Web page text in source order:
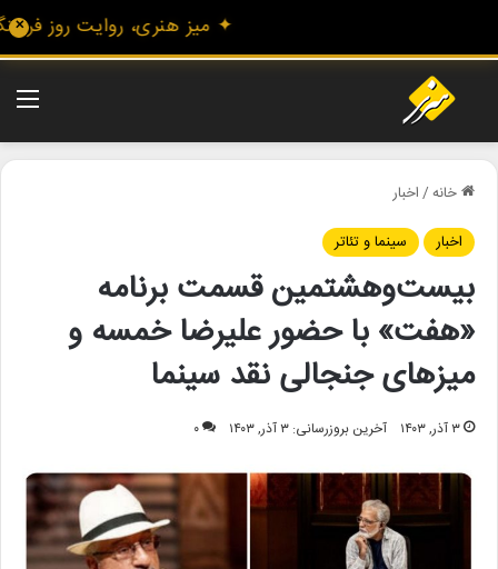
خانه/اخبار
اخبار
سینما و تئاتر
بیست‌وهشتمین قسمت برنامه
«هفت» با حضور علیرضا خمسه و
میزهای جنجالی نقد سینما
۳ آذر, ۱۴۰۳ آخرین بروزرسانی: ۳ آذر, ۱۴۰۳ ۰
✕ ✦ میز هنری، روایت روز